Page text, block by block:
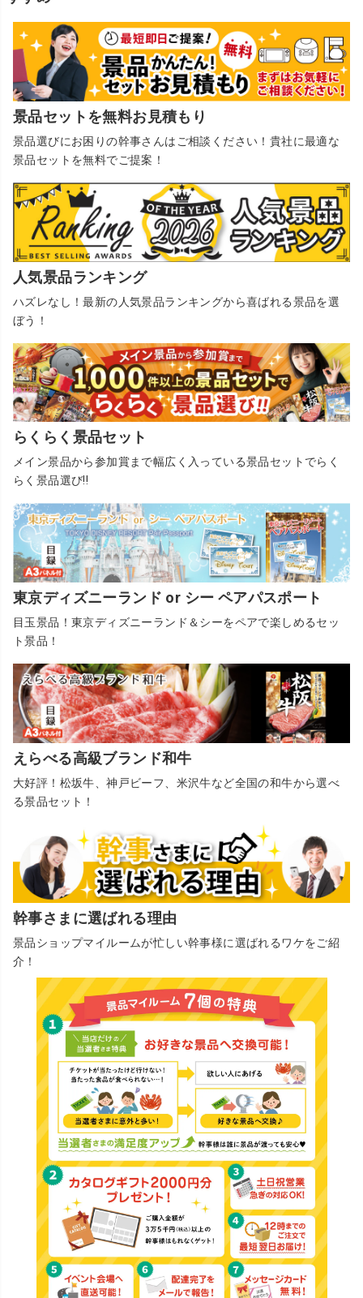
景品セットを無料お見積もり
景品選びにお困りの幹事さんはご相談ください！貴社に最適な
景品セットを無料でご提案！
人気景品ランキング
ハズレなし！最新の人気景品ランキングから喜ばれる景品を選
ぼう！
らくらく景品セット
メイン景品から参加賞まで幅広く入っている景品セットでらく
らく景品選び!!
東京ディズニーランド or シー ペアパスポート
目玉景品！東京ディズニーランド＆シーをペアで楽しめるセッ
ト景品！
えらべる高級ブランド和牛
大好評！松坂牛、神戸ビーフ、米沢牛など全国の和牛から選べ
る景品セット！
幹事さまに選ばれる理由
景品ショップマイルームが忙しい幹事様に選ばれるワケをご紹
介！